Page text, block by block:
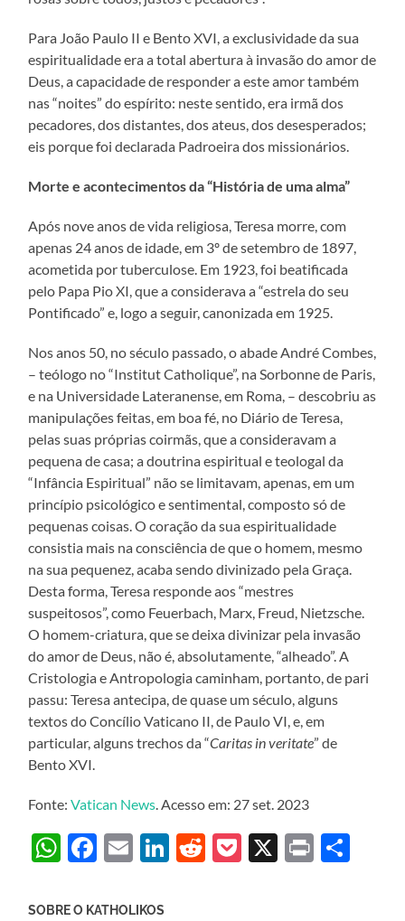
Para João Paulo II e Bento XVI, a exclusividade da sua
espiritualidade era a total abertura à invasão do amor de
Deus, a capacidade de responder a este amor também
nas “noites” do espírito: neste sentido, era irmã dos
pecadores, dos distantes, dos ateus, dos desesperados;
eis porque foi declarada Padroeira dos missionários.
Morte e acontecimentos da “História de uma alma”
Após nove anos de vida religiosa, Teresa morre, com
apenas 24 anos de idade, em 3º de setembro de 1897,
acometida por tuberculose. Em 1923, foi beatificada
pelo Papa Pio XI, que a considerava a “estrela do seu
Pontificado” e, logo a seguir, canonizada em 1925.
Nos anos 50, no século passado, o abade André Combes,
– teólogo no “Institut Catholique”, na Sorbonne de Paris,
e na Universidade Lateranense, em Roma, – descobriu as
manipulações feitas, em boa fé, no Diário de Teresa,
pelas suas próprias coirmãs, que a consideravam a
pequena de casa; a doutrina espiritual e teologal da
“Infância Espiritual” não se limitavam, apenas, em um
princípio psicológico e sentimental, composto só de
pequenas coisas. O coração da sua espiritualidade
consistia mais na consciência de que o homem, mesmo
na sua pequenez, acaba sendo divinizado pela Graça.
Desta forma, Teresa responde aos “mestres
suspeitosos”, como Feuerbach, Marx, Freud, Nietzsche.
O homem-criatura, que se deixa divinizar pela invasão
do amor de Deus, não é, absolutamente, “alheado”. A
Cristologia e Antropologia caminham, portanto, de pari
passu: Teresa antecipa, de quase um século, alguns
textos do Concílio Vaticano II, de Paulo VI, e, em
particular, alguns trechos da “Caritas in veritate” de
Bento XVI.
Fonte:Vatican News. Acesso em: 27 set. 2023
WhatsApp
Facebook
EmailLinkedIn
Reddit
Pocket
X Print
SOBRE O KATHOLIKOS